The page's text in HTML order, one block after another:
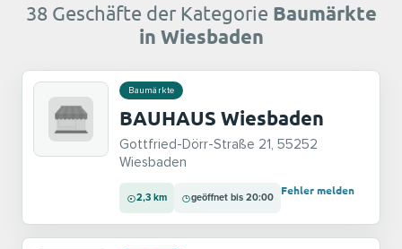
38 Geschäfte der Kategorie Baumärkte
in Wiesbaden
Baumärkte
BAUHAUS Wiesbaden
Gottfried-Dörr-Straße 21, 55252
Wiesbaden
2,3 km geöffnet bis 20:00
Fehler melden